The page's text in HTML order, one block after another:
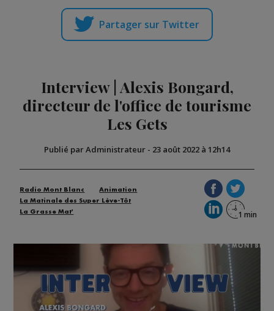
Partager sur Twitter
Interview | Alexis Bongard,
directeur de l'office de tourisme
Les Gets
Publié par Administrateur - 23 août 2022 à 12h14
Radio Mont Blanc
Animation
La Matinale des Super Lève-Tôt
La Grasse Mat'